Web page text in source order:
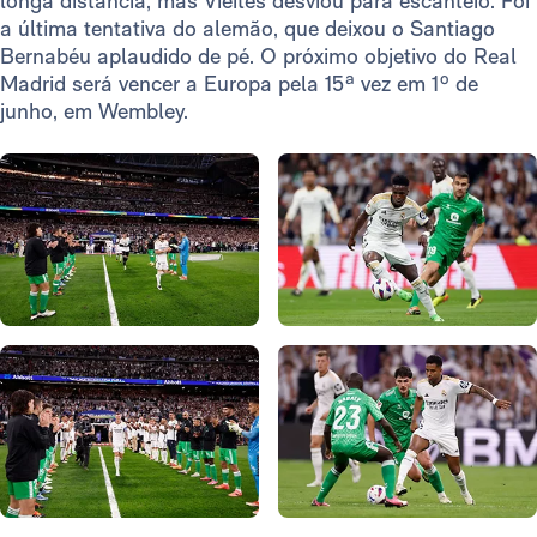
a última tentativa do alemão, que deixou o Santiago
Bernabéu aplaudido de pé. O próximo objetivo do Real
Madrid será vencer a Europa pela 15ª vez em 1º de
junho, em Wembley.